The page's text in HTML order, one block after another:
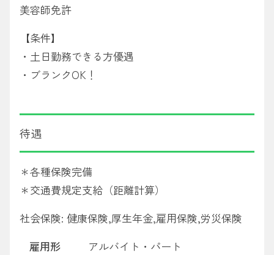
美容師免許
【条件】
・土日勤務できる方優遇
・ブランクOK！
待遇
＊各種保険完備
＊交通費規定支給（距離計算）
社会保険: 健康保険,厚生年金,雇用保険,労災保険
雇用形
アルバイト・パート